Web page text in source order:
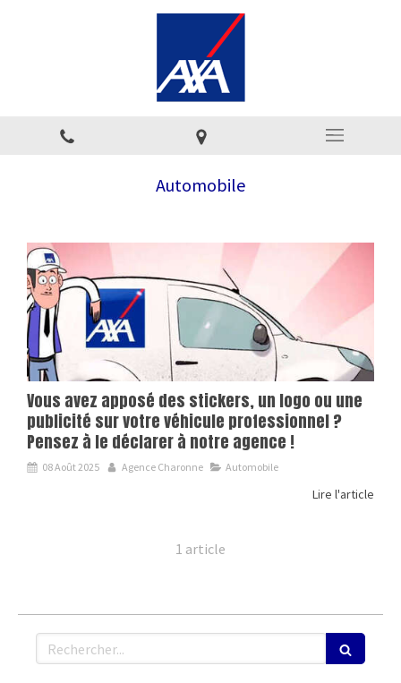
Automobile
Vous avez apposé des stickers, un logo ou une
publicité sur votre véhicule professionnel ?
Pensez à le déclarer à notre agence !
08 Août 2025 Agence Charonne Automobile
Lire l'article
1 article
Rechercher